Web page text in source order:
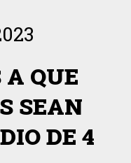
QUE
SEAN
DE 4